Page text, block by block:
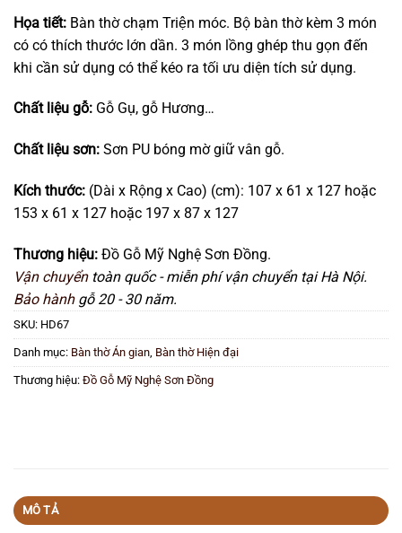
Họa tiết: Bàn thờ chạm Triện móc. Bộ bàn thờ kèm 3 món
có có thích thước lớn dần. 3 món lồng ghép thu gọn đến
khi cần sử dụng có thể kéo ra tối ưu diện tích sử dụng.
Chất liệu gỗ: Gỗ Gụ, gỗ Hương…
Chất liệu sơn: Sơn PU bóng mờ giữ vân gỗ.
Kích thước: (Dài x Rộng x Cao) (cm): 107 x 61 x 127 hoặc
153 x 61 x 127 hoặc 197 x 87 x 127
Thương hiệu: Đồ Gỗ Mỹ Nghệ Sơn Đồng.
Vận chuyểntoàn quốc - miễn phí vận chuyển tại Hà Nội.
Bảo hànhgỗ 20 - 30 năm.
SKU: HD67
Danh mục: Bàn thờ Án gian Bàn thờ Hiện đại
Thương hiệu: Đồ Gỗ Mỹ Nghệ Sơn Đồng
MÔ TẢ